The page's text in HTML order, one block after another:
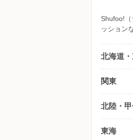
Shufoo!
ッション
北海道
関東
北陸・
東海